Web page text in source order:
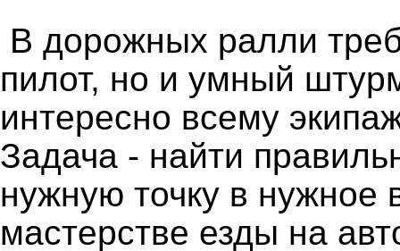
В дорожных ралли
пилот, но и умный
интересно всему
Задача - найти
нужную точку в нужное
мастерстве езды на